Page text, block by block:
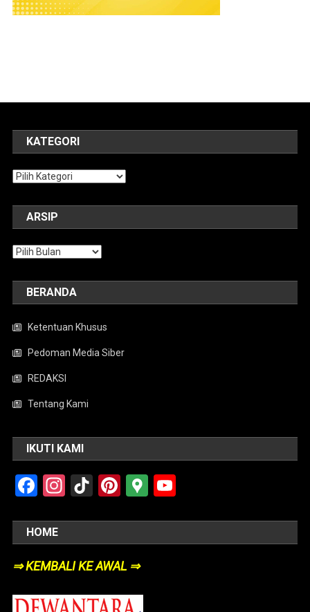
KATEGORI
Kategori
ARSIP
Arsip
BERANDA
Ketentuan Khusus
Pedoman Media Siber
REDAKSI
Tentang Kami
IKUTI KAMI
Facebook
Instagram
TikTokPinterest
Google
HOME
⇒ KEMBALI KE AWAL ⇒